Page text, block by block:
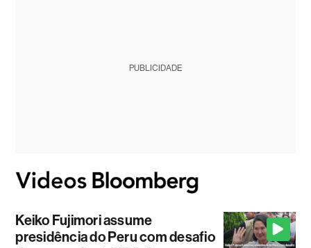
PUBLICIDADE
Keiko Fujimori assume
presidência do Peru com desafio